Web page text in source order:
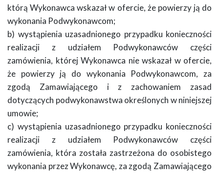
którą Wykonawca wskazał w ofercie, że powierzy ją do
wykonania Podwykonawcom;
b) wystąpienia uzasadnionego przypadku konieczności
realizacji z udziałem Podwykonawców części
zamówienia, której Wykonawca nie wskazał w ofercie,
że powierzy ją do wykonania Podwykonawcom, za
zgodą Zamawiającego i z zachowaniem zasad
dotyczących podwykonawstwa określonych w niniejszej
umowie;
c) wystąpienia uzasadnionego przypadku konieczności
realizacji z udziałem Podwykonawców części
zamówienia, która została zastrzeżona do osobistego
wykonania przez Wykonawcę, za zgodą Zamawiającego